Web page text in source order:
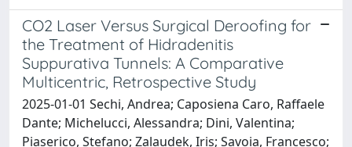
CO2 Laser Versus Surgical Deroofing for
the Treatment of Hidradenitis
Suppurativa Tunnels: A Comparative
Multicentric, Retrospective Study
2025-01-01 Sechi, Andrea; Caposiena Caro, Raffaele
Dante; Michelucci, Alessandra; Dini, Valentina;
Piaserico, Stefano; Zalaudek, Iris; Savoia, Francesco;